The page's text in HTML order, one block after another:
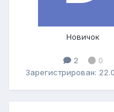
Новичок
2
0
Зарегистрирован: